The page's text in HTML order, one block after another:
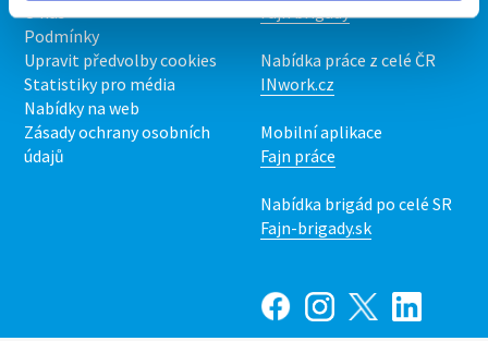
O nás
Podmínky
Upravit předvolby cookies
Statistiky pro média
Nabídky na web
Zásady ochrany osobních
údajů
Fajn brigády
Nabídka práce z celé ČR
INwork.cz
Mobilní aplikace
Fajn práce
Nabídka brigád po celé SR
Fajn-brigady.sk